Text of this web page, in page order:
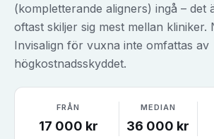
(kompletterande aligners) ingå – det
oftast skiljer sig mest mellan kliniker.
Invisalign för vuxna inte omfattas av
högkostnadsskyddet.
FRÅN
17 000 kr
MEDIAN
36 000 kr